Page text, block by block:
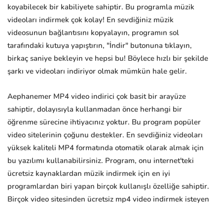
koyabilecek bir kabiliyete sahiptir. Bu programla müzik
videoları indirmek çok kolay! En sevdiğiniz müzik
videosunun bağlantısını kopyalayın, programın sol
tarafındaki kutuya yapıştırın, "İndir" butonuna tıklayın,
birkaç saniye bekleyin ve hepsi bu! Böylece hızlı bir şekilde
şarkı ve videoları indiriyor olmak mümkün hale gelir.
Aephanemer MP4 video indirici çok basit bir arayüze
sahiptir, dolayısıyla kullanmadan önce herhangi bir
öğrenme sürecine ihtiyacınız yoktur. Bu program popüler
video sitelerinin çoğunu destekler. En sevdiğiniz videoları
yüksek kaliteli MP4 formatında otomatik olarak almak için
bu yazılımı kullanabilirsiniz. Program, onu internet'teki
ücretsiz kaynaklardan müzik indirmek için en iyi
programlardan biri yapan birçok kullanışlı özelliğe sahiptir.
Birçok video sitesinden ücretsiz mp4 video indirmek isteyen